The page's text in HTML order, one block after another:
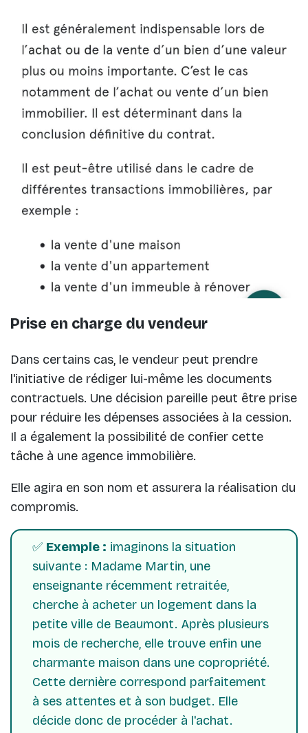
Prise en charge du vendeur
Dans certains cas, le vendeur peut prendre
l'initiative de rédiger lui-même les documents
contractuels. Une décision pareille peut être prise
pour réduire les dépenses associées à la cession.
Il a également la possibilité de confier cette
tâche à une agence immobilière.
Elle agira en son nom et assurera la réalisation du
compromis.
✅ Exemple : imaginons la situation
suivante : Madame Martin, une
enseignante récemment retraitée,
cherche à acheter un logement dans la
petite ville de Beaumont. Après plusieurs
mois de recherche, elle trouve enfin une
charmante maison dans une copropriété.
Cette dernière correspond parfaitement
à ses attentes et à son budget. Elle
décide donc de procéder à l'achat.